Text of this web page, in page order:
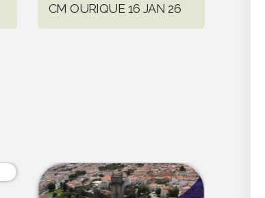
CM OURIQUE 16 JAN 26